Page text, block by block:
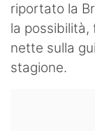
riportato la
la possibilità,
nette sulla
stagione.